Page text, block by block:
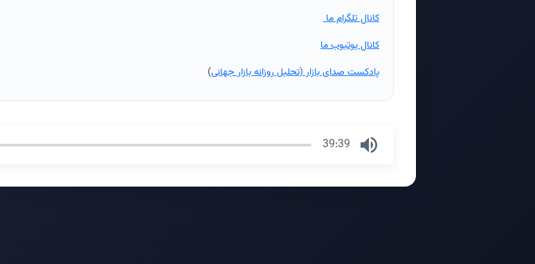
کانال تلگرام ما
کانال یوتیوب ما
پادکست صدای بازار (تحلیل روزانه بازار جهانی)
39:39